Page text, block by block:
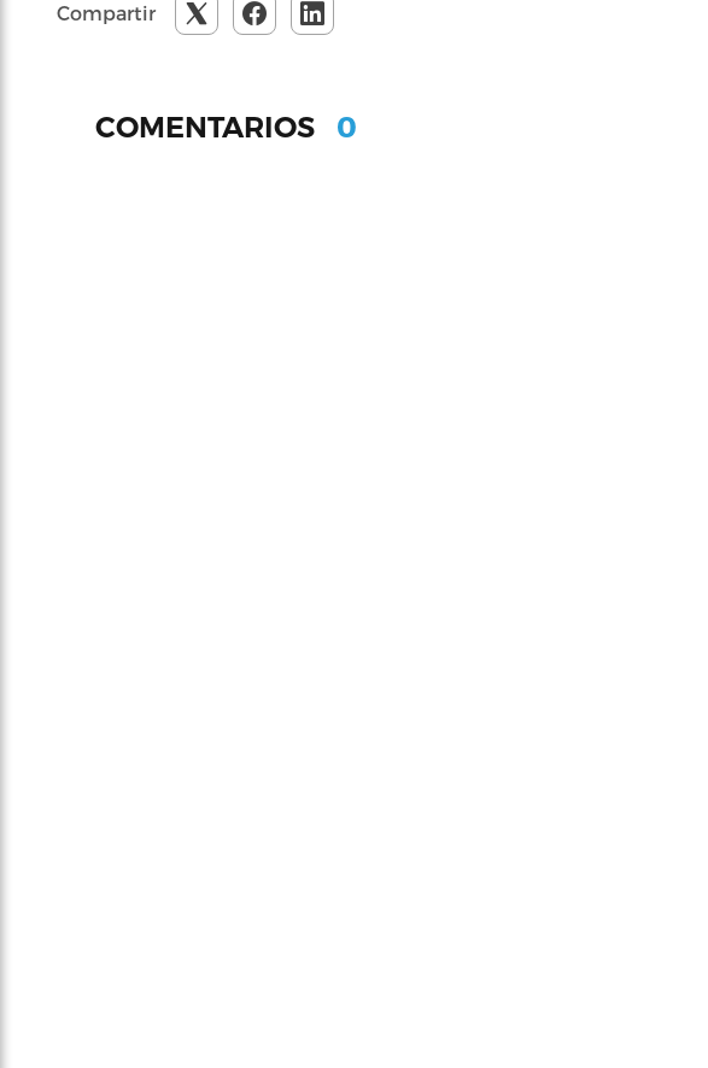
Compartir
COMENTARIOS 0